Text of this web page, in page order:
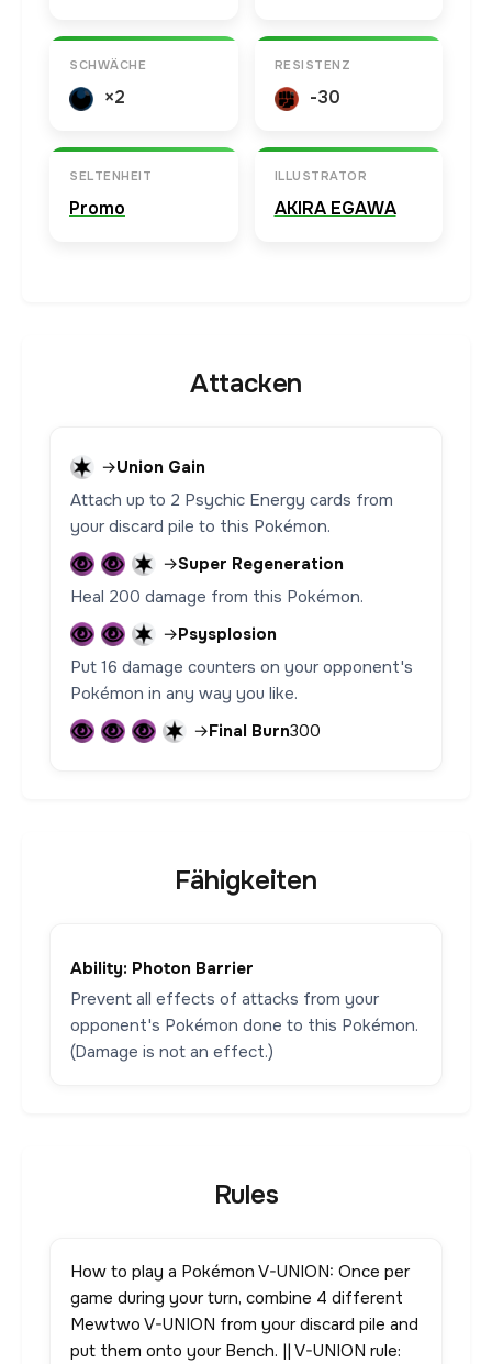
SCHWÄCHE
×2
RESISTENZ
-30
SELTENHEIT
Promo
ILLUSTRATOR
AKIRA EGAWA
Attacken
→Union Gain
Attach up to 2 Psychic Energy cards from
your discard pile to this Pokémon.
→Super Regeneration
Heal 200 damage from this Pokémon.
→Psysplosion
Put 16 damage counters on your opponent's
Pokémon in any way you like.
→Final Burn300
Fähigkeiten
Ability: Photon Barrier
Prevent all effects of attacks from your
opponent's Pokémon done to this Pokémon.
(Damage is not an effect.)
Rules
How to play a Pokémon V-UNION: Once per
game during your turn, combine 4 different
Mewtwo V-UNION from your discard pile and
put them onto your Bench. || V-UNION rule: